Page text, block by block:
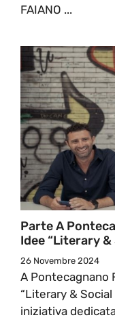
FAIANO ...
Parte A
Idee “Literary &
26 Novembre 2024
A Pontecagnano
“Literary &
iniziativa